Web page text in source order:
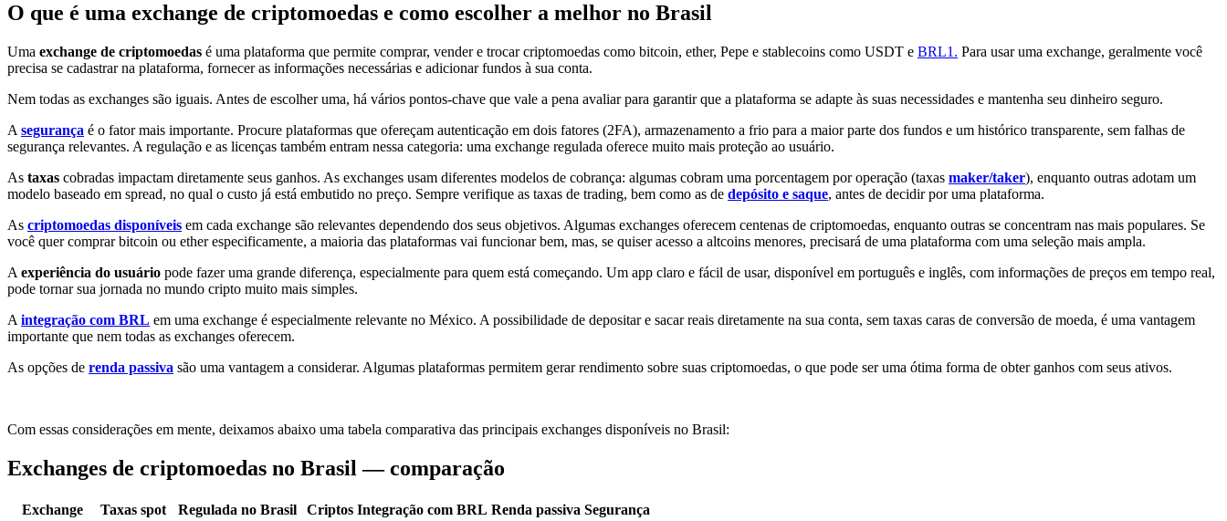
O que é uma exchange de criptomoedas e como escolher a melhor no Brasil
Uma exchange de criptomoedas é uma plataforma que permite comprar, vender e trocar criptomoedas como bitcoin, ether, Pepe e stablecoins como USDT e BRL1. Para usar uma exchange, geralmente você
precisa se cadastrar na plataforma, fornecer as informações necessárias e adicionar fundos à sua conta.
Nem todas as exchanges são iguais. Antes de escolher uma, há vários pontos-chave que vale a pena avaliar para garantir que a plataforma se adapte às suas necessidades e mantenha seu dinheiro seguro.
A segurança é o fator mais importante. Procure plataformas que ofereçam autenticação em dois fatores (2FA), armazenamento a frio para a maior parte dos fundos e um histórico transparente, sem falhas de
segurança relevantes. A regulação e as licenças também entram nessa categoria: uma exchange regulada oferece muito mais proteção ao usuário.
As taxas cobradas impactam diretamente seus ganhos. As exchanges usam diferentes modelos de cobrança: algumas cobram uma porcentagem por operação (taxas maker/taker), enquanto outras adotam um
modelo baseado em spread, no qual o custo já está embutido no preço. Sempre verifique as taxas de trading, bem como as de depósito e saque, antes de decidir por uma plataforma.
As criptomoedas disponíveis em cada exchange são relevantes dependendo dos seus objetivos. Algumas exchanges oferecem centenas de criptomoedas, enquanto outras se concentram nas mais populares. Se
você quer comprar bitcoin ou ether especificamente, a maioria das plataformas vai funcionar bem, mas, se quiser acesso a altcoins menores, precisará de uma plataforma com uma seleção mais ampla.
A experiência do usuário pode fazer uma grande diferença, especialmente para quem está começando. Um app claro e fácil de usar, disponível em português e inglês, com informações de preços em tempo real,
pode tornar sua jornada no mundo cripto muito mais simples.
A integração com BRL em uma exchange é especialmente relevante no México. A possibilidade de depositar e sacar reais diretamente na sua conta, sem taxas caras de conversão de moeda, é uma vantagem
importante que nem todas as exchanges oferecem.
As opções de renda passiva são uma vantagem a considerar. Algumas plataformas permitem gerar rendimento sobre suas criptomoedas, o que pode ser uma ótima forma de obter ganhos com seus ativos.
Com essas considerações em mente, deixamos abaixo uma tabela comparativa das principais exchanges disponíveis no Brasil:
Exchanges de criptomoedas no Brasil — comparação
Exchange Taxas spot Regulada no Brasil Criptos Integração com BRL Renda passiva Segurança